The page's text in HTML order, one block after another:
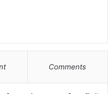
Comments